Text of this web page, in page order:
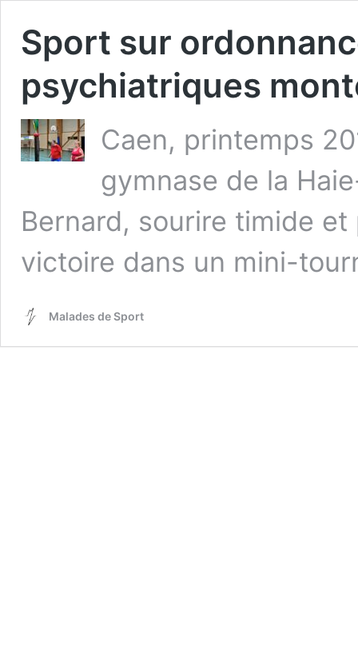
Sport sur
psychiatriques
Caen, printemps
gymnase de la
Bernard, sourire timide
victoire dans un mini-
Malades de Sport